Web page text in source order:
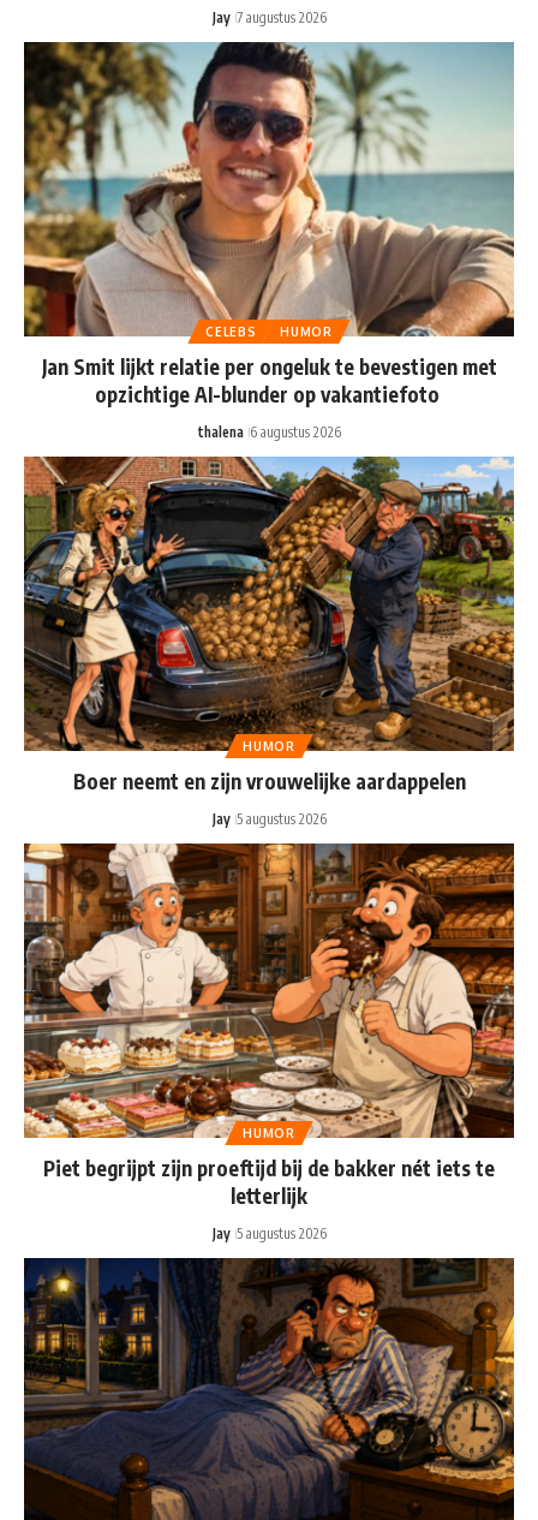
Jay 7 augustus 2026
CELEBS HUMOR
Jan Smit lijkt relatie per ongeluk te bevestigen met
opzichtige AI-blunder op vakantiefoto
thalena 6 augustus 2026
HUMOR
Boer neemt en zijn vrouwelijke aardappelen
Jay 5 augustus 2026
HUMOR
Piet begrijpt zijn proeftijd bij de bakker nét iets te
letterlijk
Jay 5 augustus 2026